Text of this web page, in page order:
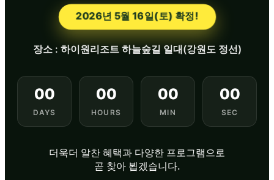
2026년 5월 16일(토) 확정!
장소 : 하이원리조트 하늘숲길 일대(강원도 정선)
00
DAYS
00
HOURS
00
MIN
00
SEC
더욱더 알찬 혜택과 다양한 프로그램으로
곧 찾아 뵙겠습니다.